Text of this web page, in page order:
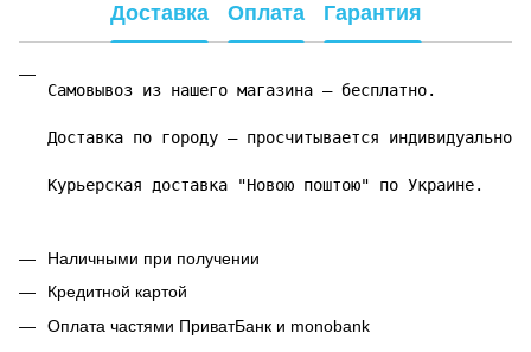
Доставка Оплата Гарантия
Самовывоз из нашего магазина – бесплатно.
Доставка по городу – просчитывается индивидуально.
Курьерская доставка "Новою поштою" по Украине.
Наличными при получении
Кредитной картой
Оплата частями ПриватБанк и monobank